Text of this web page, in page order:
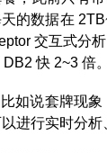
的数据在
交互式分
快 2~3 倍
如说套牌现
进行实时分